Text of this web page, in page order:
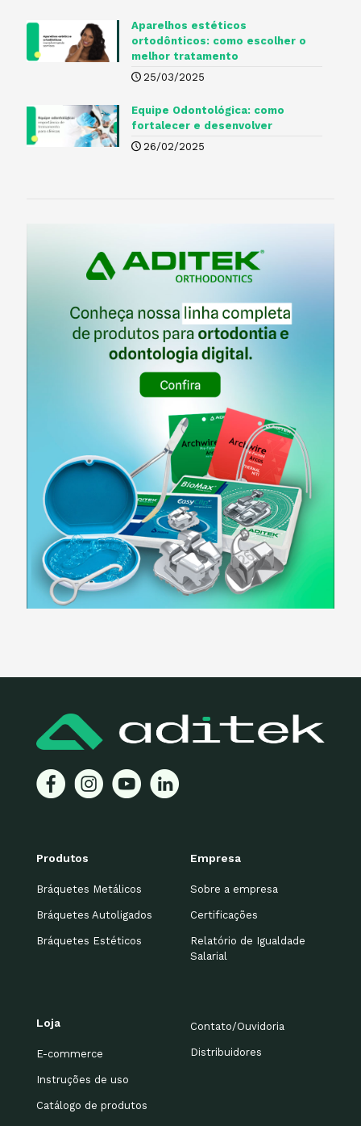
Aparelhos estéticos
ortodônticos: como escolher o
melhor tratamento
25/03/2025
Equipe Odontológica: como
fortalecer e desenvolver
26/02/2025
Produtos
Bráquetes Metálicos
Bráquetes Autoligados
Bráquetes Estéticos
Empresa
Sobre a empresa
Certificações
Relatório de Igualdade
Salarial
Loja
E-commerce
Instruções de uso
Catálogo de produtos
Contato/Ouvidoria
Distribuidores